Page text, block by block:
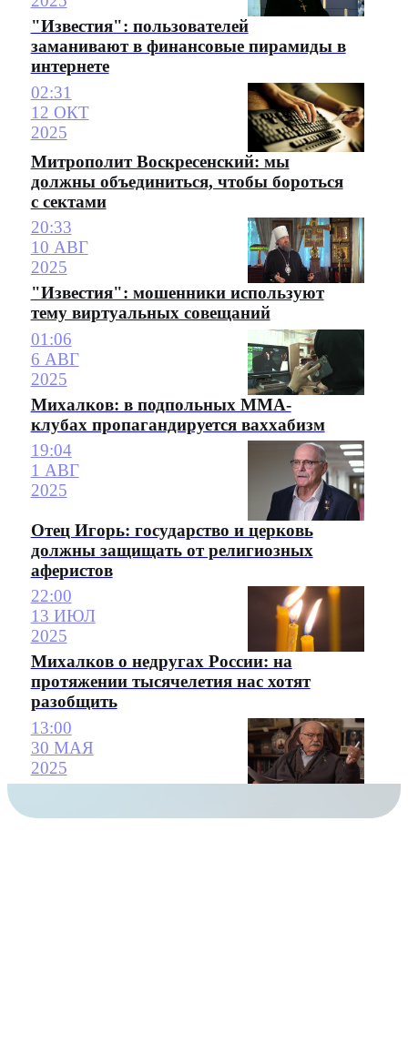
"Известия": пользователей
заманивают в финансовые пирамиды в
интернете
02:31
12 ОКТ
2025
Митрополит Воскресенский: мы
должны объединиться, чтобы бороться
с сектами
20:33
10 АВГ
2025
"Известия": мошенники используют
тему виртуальных совещаний
01:06
6 АВГ
2025
Михалков: в подпольных ММА-
клубах пропагандируется ваххабизм
19:04
1 АВГ
2025
Отец Игорь: государство и церковь
должны защищать от религиозных
аферистов
22:00
13 ИЮЛ
2025
Михалков о недругах России: на
протяжении тысячелетия нас хотят
разобщить
13:00
30 МАЯ
2025